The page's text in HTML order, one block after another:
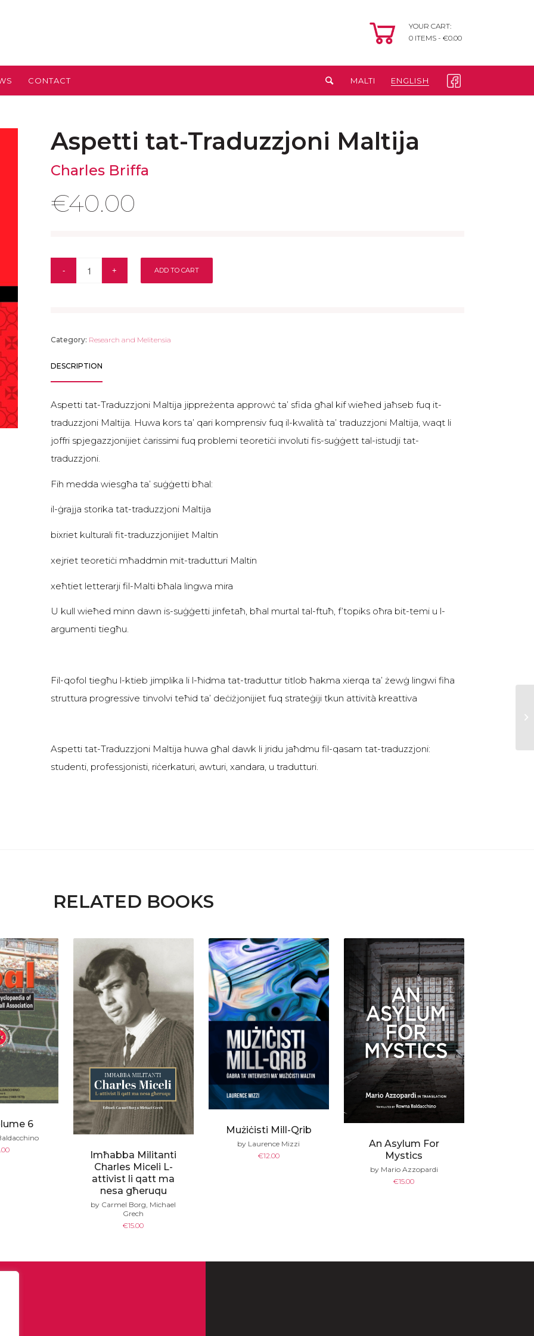
YOUR CART:
0ITEMS - €0.00
CONTACT ENGLISH
MALTI
Aspetti tat-Traduzzjoni Maltija
Charles Briffa
€40.00
ADD TO CART
Category: Research and Melitensia
DESCRIPTION
Aspetti tat-Traduzzjoni Maltija jippreżenta approwċ ta’ sfida għal kif wieħed jaħseb fuq it-
traduzzjoni Maltija. Huwa kors ta’ qari komprensiv fuq il-kwalità ta’ traduzzjoni Maltija, waqt li
joffri spjegazzjonijiet ċarissimi fuq problemi teoretiċi involuti fis-suġġett tal-istudji tat-
traduzzjoni.
Fih medda wiesgħa ta’ suġġetti bħal:
il-ġrajja storika tat-traduzzjoni Maltija
bixriet kulturali fit-traduzzjonijiet Maltin
xejriet teoretiċi mħaddmin mit-tradutturi Maltin
xeħtiet letterarji fil-Malti bħala lingwa mira
U kull wieħed minn dawn is-suġġetti jinfetaħ, bħal murtal tal-ftuħ, f’topiks oħra bit-temi u l-
argumenti tiegħu.
Fil-qofol tiegħu l-ktieb jimplika li l-ħidma tat-traduttur titlob ħakma xierqa ta’ żewġ lingwi fiha
struttura progressive tinvolvi teħid ta’ deċiżjonijiet fuq strateġiji tkun attività kreattiva
Aspetti tat-Traduzzjoni Maltija huwa għal dawk li jridu jaħdmu fil-qasam tat-traduzzjoni:
studenti, professjonisti, riċerkaturi, awturi, xandara, u tradutturi.
RELATED BOOKS
6
Imħabba Militanti
Charles Miceli L-
attivist li qatt ma
nesa għeruqu
by Carmel Borg, Michael
Grech
€15.00
Mużiċisti Mill-Qrib
by Laurence Mizzi
€12.00
An Asylum For
Mystics
by Mario Azzopardi
€15.00